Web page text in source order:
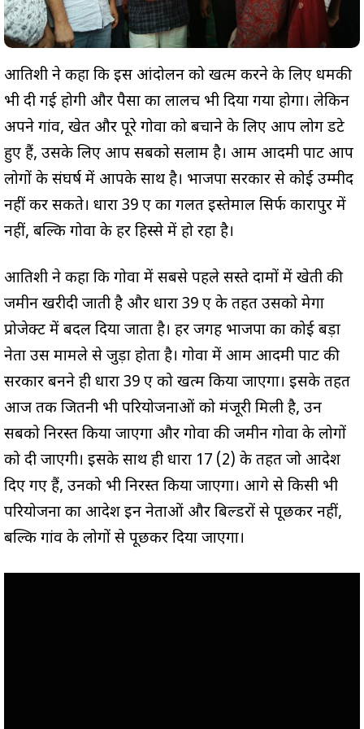
आतिशी ने कहा कि इस आंदोलन को खत्म करने के लिए धमकी
भी दी गई होगी और पैसा का लालच भी दिया गया होगा। लेकिन
अपने गांव, खेत और पूरे गोवा को बचाने के लिए आप लोग डटे
हुए हैं, उसके लिए आप सबको सलाम है। आम आदमी पार्टी आप
लोगों के संघर्ष में आपके साथ है। भाजपा सरकार से कोई उम्मीद
नहीं कर सकते। धारा 39 ए का गलत इस्तेमाल सिर्फ कारापुर में
नहीं, बल्कि गोवा के हर हिस्से में हो रहा है।
आतिशी ने कहा कि गोवा में सबसे पहले सस्ते दामों में खेती की
जमीन खरीदी जाती है और धारा 39 ए के तहत उसको मेगा
प्रोजेक्ट में बदल दिया जाता है। हर जगह भाजपा का कोई बड़ा
नेता उस मामले से जुड़ा होता है। गोवा में आम आदमी पार्टी की
सरकार बनने ही धारा 39 ए को खत्म किया जाएगा। इसके तहत
आज तक जितनी भी परियोजनाओं को मंजूरी मिली है, उन
सबको निरस्त किया जाएगा और गोवा की जमीन गोवा के लोगों
को दी जाएगी। इसके साथ ही धारा 17 (2) के तहत जो आदेश
दिए गए हैं, उनको भी निरस्त किया जाएगा। आगे से किसी भी
परियोजना का आदेश इन नेताओं और बिल्डरों से पूछकर नहीं,
बल्कि गांव के लोगों से पूछकर दिया जाएगा।